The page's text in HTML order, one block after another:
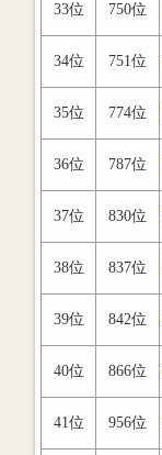
33位 750位
34位 751位
35位 774位
36位 787位
37位 830位
38位 837位
39位 842位
40位 866位
41位 956位